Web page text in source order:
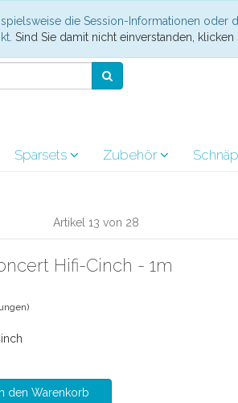
die Session-Informationen oder
Sind Sie damit nicht einverstanden, klicken
Sparsets Zubehör
Artikel 13 von 28
Hifi-Cinch - 1m
den Warenkorb